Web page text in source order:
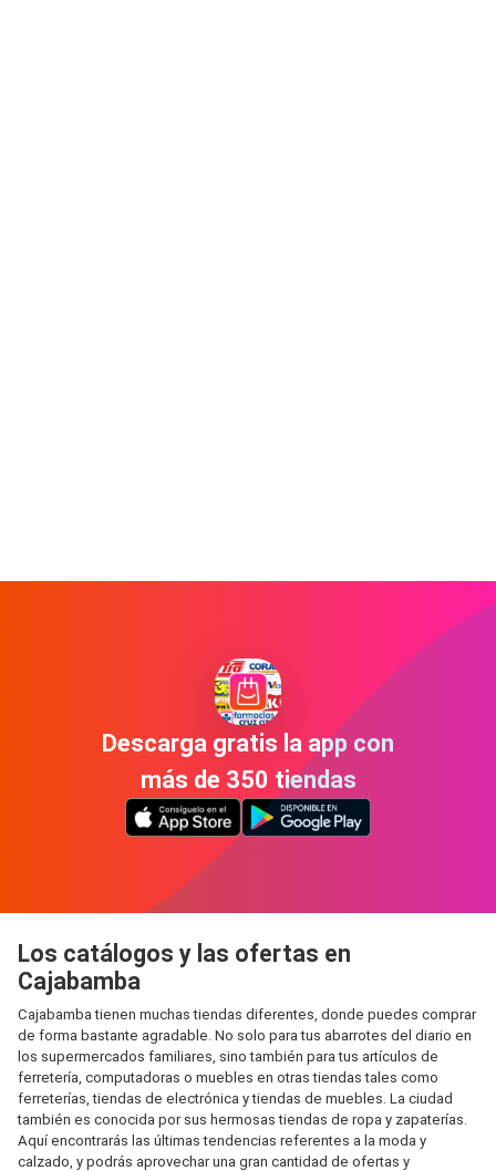
Descarga gratis la app con
más de 350 tiendas
Los catálogos y las ofertas en
Cajabamba
Cajabamba tienen muchas tiendas diferentes, donde puedes comprar
de forma bastante agradable. No solo para tus abarrotes del diario en
los supermercados familiares, sino también para tus artículos de
ferretería, computadoras o muebles en otras tiendas tales como
ferreterías, tiendas de electrónica y tiendas de muebles. La ciudad
también es conocida por sus hermosas tiendas de ropa y zapaterías.
Aquí encontrarás las últimas tendencias referentes a la moda y
calzado, y podrás aprovechar una gran cantidad de ofertas y